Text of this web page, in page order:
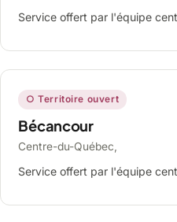
Service offert par l'équipe
○ Territoire ouvert
Bécancour
Centre-du-Québec,
Service offert par l'équipe